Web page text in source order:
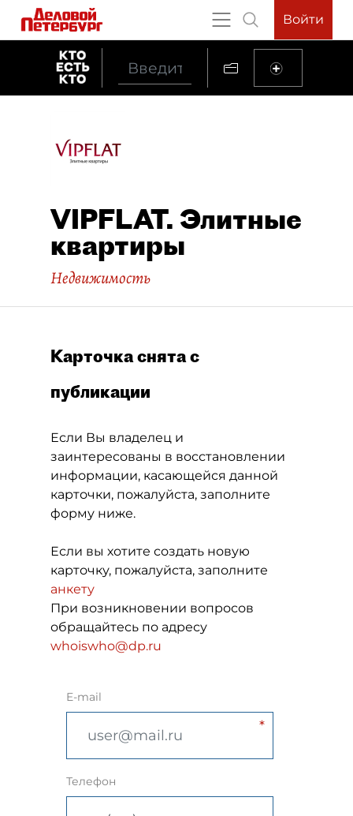
Войти
VIPFLAT. Элитные
квартиры
Недвижимость
Карточка снята с
публикации
Если Вы владелец и
заинтересованы в восстановлении
информации, касающейся данной
карточки, пожалуйста, заполните
форму ниже.
Если вы хотите создать новую
карточку, пожалуйста, заполните
анкету
При возникновении вопросов
обращайтесь по адресу
whoiswho@dp.ru
E-mail
Телефон